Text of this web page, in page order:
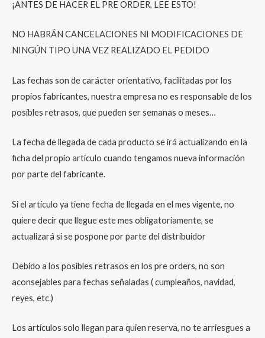
¡ANTES DE HACER EL PRE ORDER, LEE ESTO!
NO HABRÁN CANCELACIONES NI MODIFICACIONES DE
NINGÚN TIPO UNA VEZ REALIZADO EL PEDIDO
Las fechas son de carácter orientativo, facilitadas por los
propios fabricantes, nuestra empresa no es responsable de los
posibles retrasos, que pueden ser semanas o meses…
La fecha de llegada de cada producto se irá actualizando en la
ficha del propio artículo cuando tengamos nueva información
por parte del fabricante.
Si el artículo ya tiene fecha de llegada en el mes vigente, no
quiere decir que llegue este mes obligatoriamente, se
actualizará si se pospone por parte del distribuidor
Debido a los posibles retrasos en los pre orders, no son
aconsejables para fechas señaladas ( cumpleaños, navidad,
reyes, etc.)
Los artículos solo llegan para quien reserva, no te arriesgues a